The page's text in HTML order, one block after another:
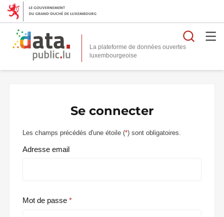
La plateforme de données ouvertes
Se connecter
Les champs précédés d'une étoile (*) sont obligatoires.
Adresse email
Mot de passe